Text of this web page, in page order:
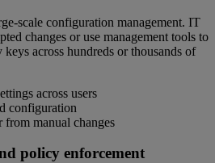
scale configuration management. IT
changes or use management tools to
across hundreds or thousands of
across users
configuration
from manual changes
policy enforcement